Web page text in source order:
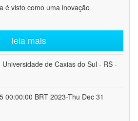
é visto como uma inovação
leia mais
Universidade de Caxias do Sul - RS -
00:00:00 BRT 2023-Thu Dec 31